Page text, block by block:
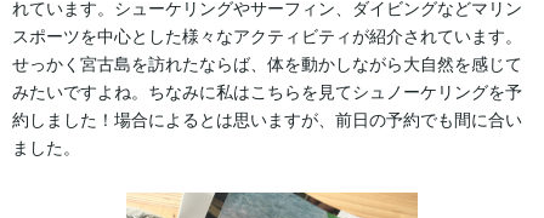
れています。シューケリングやサーフィン、ダイビングなどマリン
スポーツを中心とした様々なアクティビティが紹介されています。
せっかく宮古島を訪れたならば、体を動かしながら大自然を感じて
みたいですよね。ちなみに私はこちらを見てシュノーケリングを予
約しました！場合によるとは思いますが、前日の予約でも間に合い
ました。